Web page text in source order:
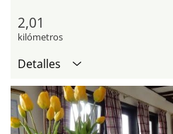
2,01
kilómetros
Detalles